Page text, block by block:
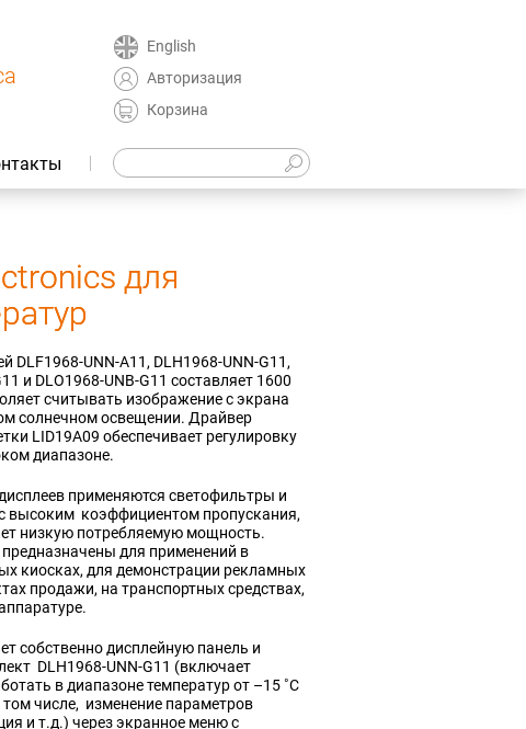
English
Авторизация
Корзина
для
DLF1968-UNN-A11, DLH1968-UNN-G11,
и DLO1968-UNB-G11 составляет 1600
считывать изображение с экрана
солнечном освещении. Драйвер
LID19A09 обеспечивает регулировку
диапазоне.
применяются светофильтры и
высоким коэффициентом пропускания,
низкую потребляемую мощность.
для применений в
киосках, для демонстрации рекламных
продажи, на транспортных средствах,
собственно дисплейную панель и
DLH1968-UNN-G11 (включает
в диапазоне температур от –15 ˚C
числе, изменение параметров
и т.д.) через экранное меню с